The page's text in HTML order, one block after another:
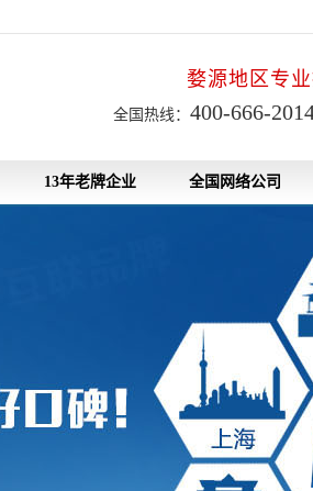
婺源地区专
全国热线： 400-666-
13年老牌企业 全国网络公司